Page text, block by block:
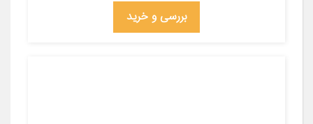
بررسی و خرید